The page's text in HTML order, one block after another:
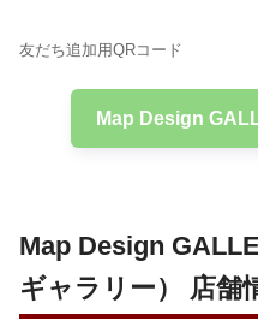
友だち追加用QRコード
Map Design
Map Design
ギャラリー） 店舗